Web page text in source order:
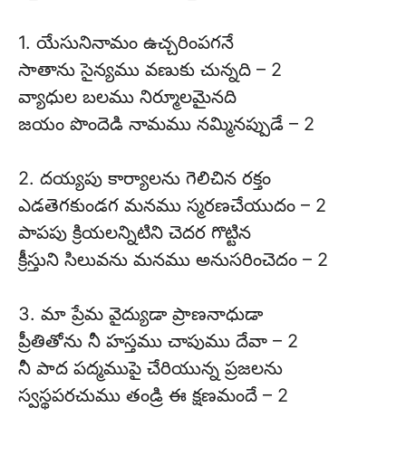
1. యేసునినామం ఉచ్చరింపగనే
సాతాను సైన్యము వణుకు చున్నది – 2
వ్యాధుల బలము నిర్మూలమైనది
జయం పొందెడి నామము నమ్మినప్పుడే – 2
2. దయ్యపు కార్యాలను గెలిచిన రక్తం
ఎడతెగకుండగ మనము స్మరణచేయుదం – 2
పాపపు క్రియలన్నిటిని చెదర గొట్టిన
క్రీస్తుని సిలువను మనము అనుసరించెదం – 2
3. మా ప్రేమ వైద్యుడా ప్రాణనాధుడా
ప్రీతితోను నీ హస్తము చాపుము దేవా – 2
నీ పాద పద్మముపై చేరియున్న ప్రజలను
స్వస్థపరచుము తండ్రి ఈ క్షణమందే – 2